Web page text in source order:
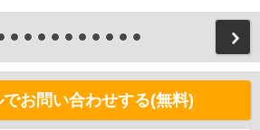
でお問い合わせする(無料)